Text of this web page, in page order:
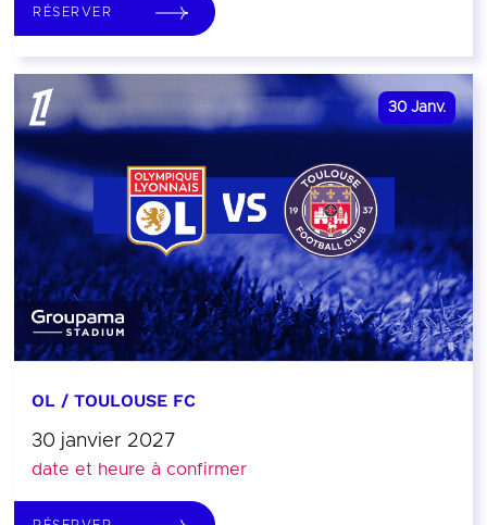
RÉSERVER
30 Janv.
OL / TOULOUSE FC
30 janvier 2027
date et heure à confirmer